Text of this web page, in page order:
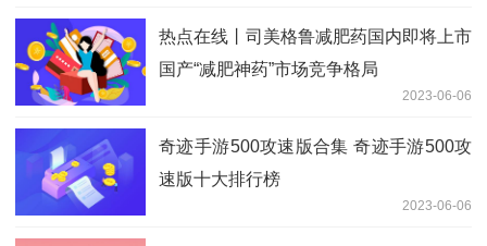
热点在线丨司美格鲁减肥药国内即将上市
国产“减肥神药”市场竞争格局
2023-06-06
奇迹手游500攻速版合集 奇迹手游500攻
速版十大排行榜
2023-06-06